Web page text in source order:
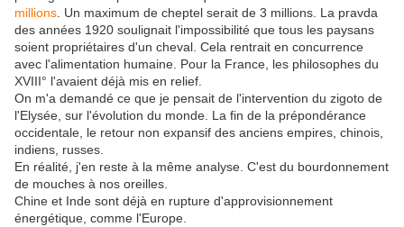
millions . Un maximum de cheptel serait de 3 millions. La pravda
des années 1920 soulignait l'impossibilité que tous les paysans
soient propriétaires d'un cheval. Cela rentrait en concurrence
avec l'alimentation humaine. Pour la France, les philosophes du
XVIII° l'avaient déjà mis en relief.
On m'a demandé ce que je pensait de l'intervention du zigoto de
l'Elysée, sur l'évolution du monde. La fin de la prépondérance
occidentale, le retour non expansif des anciens empires, chinois,
indiens, russes.
En réalité, j'en reste à la même analyse. C'est du bourdonnement
de mouches à nos oreilles.
Chine et Inde sont déjà en rupture d'approvisionnement
énergétique, comme l'Europe.